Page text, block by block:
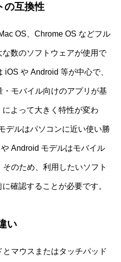
の互換性
OS、Chrome OS などフル
数のソフトウェアが使用で
や Android 等が中心で、
モバイル向けのアプリが基
よって大きく特性が変わ
デルはパソコンに近い使い勝
Android モデルはモバイル
のため、利用したいソフト
確認することが必要です。
い
マウスまたはタッチパッド